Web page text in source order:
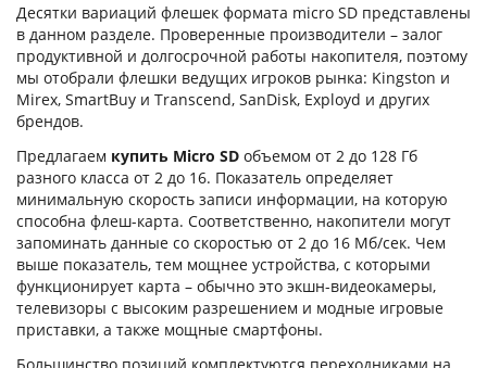
Десятки вариаций флешек формата micro SD представлены
в данном разделе. Проверенные производители – залог
продуктивной и долгосрочной работы накопителя, поэтому
мы отобрали флешки ведущих игроков рынка: Kingston и
Mirex, SmartBuy и Transcend, SanDisk, Exployd и других
брендов.
Предлагаем купить Micro SD объемом от 2 до 128 Гб
разного класса от 2 до 16. Показатель определяет
минимальную скорость записи информации, на которую
способна флеш-карта. Соответственно, накопители могут
запоминать данные со скоростью от 2 до 16 Мб/сек. Чем
выше показатель, тем мощнее устройства, с которыми
функционирует карта – обычно это экшн-видеокамеры,
телевизоры с высоким разрешением и модные игровые
приставки, а также мощные смартфоны.